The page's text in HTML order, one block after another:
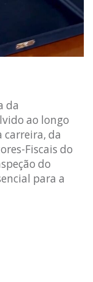
da
ao longo
carreira, da
Fiscais do
do
para a